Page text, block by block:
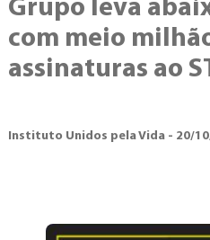
Grupo leva
com meio
assinaturas ao
Instituto Unidos pela Vida - 20/